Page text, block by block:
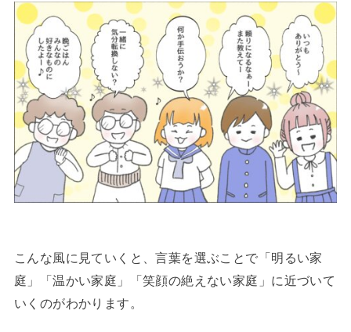
こんな風に見ていくと、言葉を選ぶことで「明るい家
庭」「温かい家庭」「笑顔の絶えない家庭」に近づいて
いくのがわかります。